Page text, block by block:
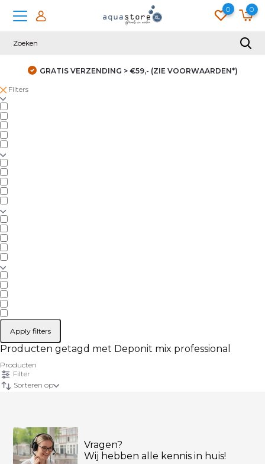
0 0
GRATIS VERZENDING > €59,- (ZIE VOORWAARDEN*)
Filters
Apply filters
Producten getagd met Deponit mix professional
Producten
Filter
Sorteren op
Vragen?
Wij hebben alle kennis in huis!